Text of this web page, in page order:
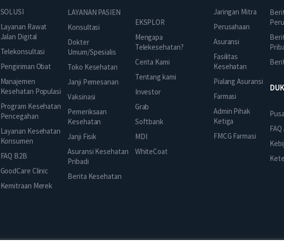
SOLUSI
Layanan Rawat
Jalan Digital
Telekonsultasi
Pengiriman Obat
Manajemen
Kesehatan Populasi
Program Kesehatan
Pencegahan
Layanan Kesehatan
Konsumen
FAQ B2B
GoodCare Clinic
Kemitraan Merek
LAYANAN PASIEN
Konsultasi
Dokter
Umum/Spesialis
Toko Kesehatan
Janji Pemesanan
Vaksinasi
Pemeriksaan
Kesehatan
Janji Fisik
Asuransi Kesehatan
Pribadi
Berita Kesehatan
EKSPLOR
Mengapa
Telekesehatan?
Cerita Kami
Tentang kami
Investor
Grab
Softbank
MDI
WhiteCoat
Jaringan Mitra
Perusahaan
Asuransi
Fasilitas
Kesehatan
Pialang Asuransi
Farmasi
Admin Pihak
Ketiga
FMCG Farmasi